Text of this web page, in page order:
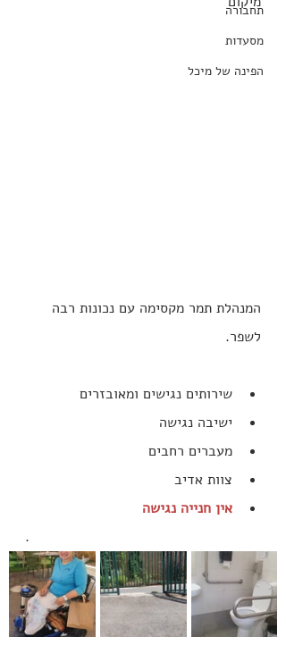
תחבורה
מסעדות
הפינה של מיכל
המנהלת תמר מקסימה עם נכונות רבה
לשפר.
שירותים נגישים ומאובזרים
ישיבה נגישה
מעברים רחבים
צוות אדיב
אין חנייה נגישה
.